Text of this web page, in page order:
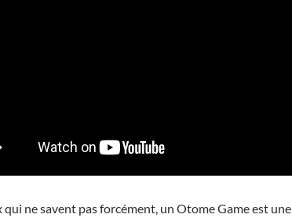
qui ne savent pas forcément, un Otome Game est une